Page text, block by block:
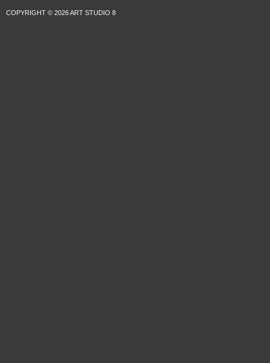
COPYRIGHT © 2026 ART STUDIO 8